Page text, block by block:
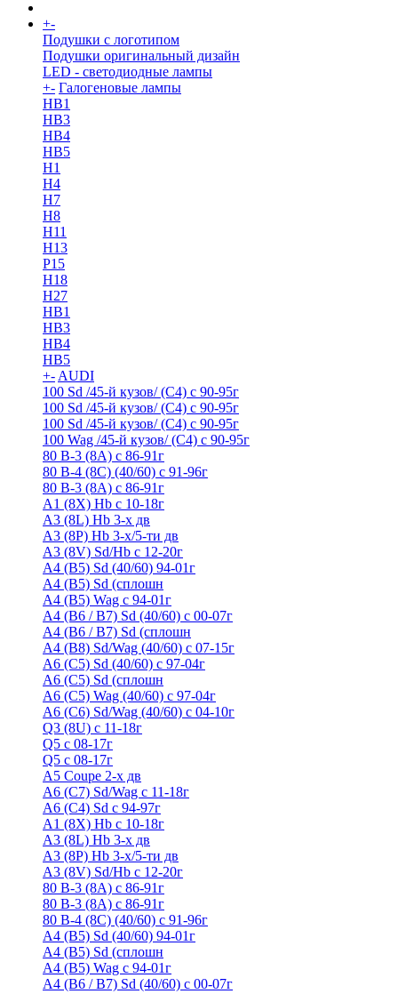
+-
Подушки с логотипом
Подушки оригинальный дизайн
LED - светодиодные лампы
+- Галогеновые лампы
HB1
HB3
HB4
HB5
H1
H4
H7
H8
H11
H13
Р15
H18
H27
HB1
HB3
HB4
HB5
+- AUDI
100 Sd /45-й кузов/ (С4) с 90-95г
100 Sd /45-й кузов/ (С4) с 90-95г
100 Sd /45-й кузов/ (С4) с 90-95г
100 Wag /45-й кузов/ (С4) с 90-95г
80 B-3 (8A) с 86-91г
80 B-4 (8С) (40/60) с 91-96г
80 В-3 (8А) с 86-91г
A1 (8X) Hb с 10-18г
A3 (8L) Hb 3-х дв
A3 (8P) Hb 3-х/5-ти дв
A3 (8V) Sd/Hb c 12-20г
A4 (B5) Sd (40/60) 94-01г
A4 (B5) Sd (сплошн
A4 (B5) Wag с 94-01г
A4 (B6 / B7) Sd (40/60) с 00-07г
A4 (B6 / B7) Sd (сплошн
A4 (B8) Sd/Wag (40/60) с 07-15г
A6 (С5) Sd (40/60) с 97-04г
A6 (С5) Sd (сплошн
A6 (С5) Wag (40/60) с 97-04г
A6 (С6) Sd/Wag (40/60) c 04-10г
Q3 (8U) с 11-18г
Q5 с 08-17г
Q5 с 08-17г
А5 Coupe 2-х дв
А6 (C7) Sd/Wag с 11-18г
А6 (С4) Sd с 94-97г
A1 (8X) Hb с 10-18г
A3 (8L) Hb 3-х дв
A3 (8P) Hb 3-х/5-ти дв
A3 (8V) Sd/Hb c 12-20г
80 B-3 (8A) с 86-91г
80 В-3 (8А) с 86-91г
80 B-4 (8С) (40/60) с 91-96г
A4 (B5) Sd (40/60) 94-01г
A4 (B5) Sd (сплошн
A4 (B5) Wag с 94-01г
A4 (B6 / B7) Sd (40/60) с 00-07г